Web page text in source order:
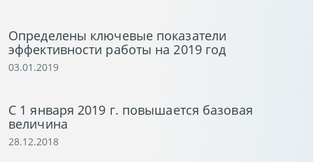
Определены ключевые показатели
эффективности работы на 2019 год
03.01.2019
С 1 января 2019 г. повышается базовая
величина
28.12.2018